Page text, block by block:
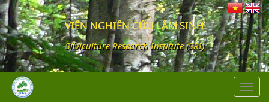
VIỆN NGHIÊN CỨU LÂM SINH
Silviculture Research Institute (SRI)